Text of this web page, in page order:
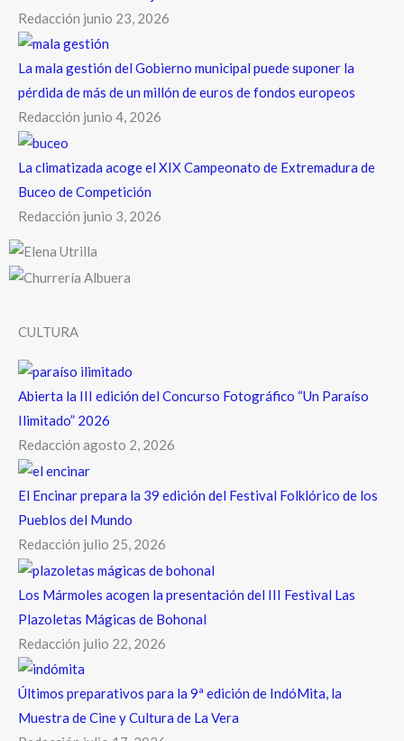
Redacción junio 23, 2026
La mala gestión del Gobierno municipal puede suponer la
pérdida de más de un millón de euros de fondos europeos
Redacción junio 4, 2026
La climatizada acoge el XIX Campeonato de Extremadura de
Buceo de Competición
Redacción junio 3, 2026
CULTURA
Abierta la III edición del Concurso Fotográfico “Un Paraíso
Ilimitado” 2026
Redacción agosto 2, 2026
El Encinar prepara la 39 edición del Festival Folklórico de los
Pueblos del Mundo
Redacción julio 25, 2026
Los Mármoles acogen la presentación del III Festival Las
Plazoletas Mágicas de Bohonal
Redacción julio 22, 2026
Últimos preparativos para la 9ª edición de IndóMita, la
Muestra de Cine y Cultura de La Vera